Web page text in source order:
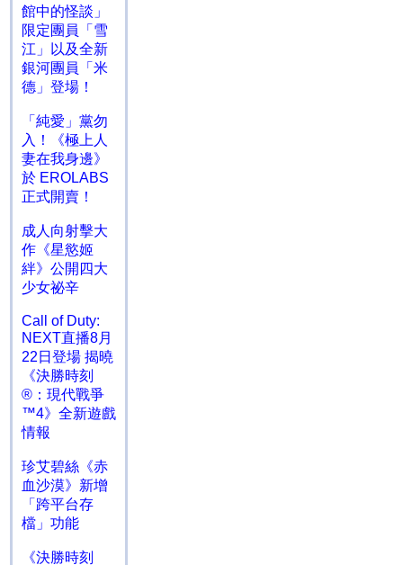
館中的怪談」
限定團員「雪
江」以及全新
銀河團員「米
德」登場！
「純愛」黨勿
入！《極上人
妻在我身邊》
於 EROLABS
正式開賣！
成人向射擊大
作《星慾姬
絆》公開四大
少女祕辛
Call of Duty:
NEXT直播8月
22日登場 揭曉
《決勝時刻
®：現代戰爭
™4》全新遊戲
情報
珍艾碧絲《赤
血沙漠》新增
「跨平台存
檔」功能
《決勝時刻